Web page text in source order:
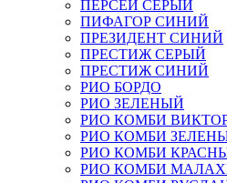
ПЕРСЕЙ СЕРЫЙ
ПИФАГОР СИНИЙ
ПРЕЗИДЕНТ СИНИЙ
ПРЕСТИЖ СЕРЫЙ
ПРЕСТИЖ СИНИЙ
РИО БОРДО
РИО ЗЕЛЕНЫЙ
РИО КОМБИ
РИО КОМБИ
РИО КОМБИ
РИО КОМБИ